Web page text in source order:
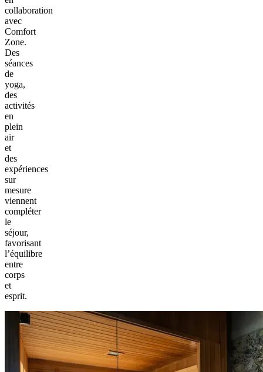
collaboration
avec
Comfort
Zone.
Des
séances
de
yoga,
des
activités
en
plein
air
et
des
expériences
sur
mesure
viennent
compléter
le
séjour,
favorisant
l’équilibre
entre
corps
et
esprit.